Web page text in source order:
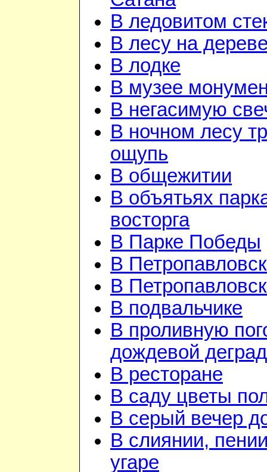
В ледовитом
В лесу на
В лодке
В музее
В негасимую
В ночном лесу
ощупь
В общежитии
В объятьях
восторга
В Парке Победы
В
В
В подвальчике
В проливную
дождевой
В ресторане
В саду цветы
В серый вечер
В слиянии,
угаре